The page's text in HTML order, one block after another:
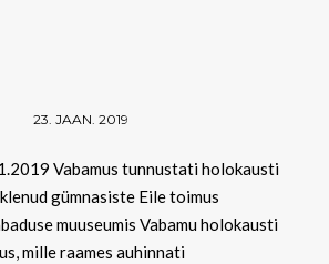
23. JAAN. 2019
Vabamus tunnustati holokausti
gümnasiste Eile toimus
muuseumis Vabamu holokausti
mille raames auhinnati